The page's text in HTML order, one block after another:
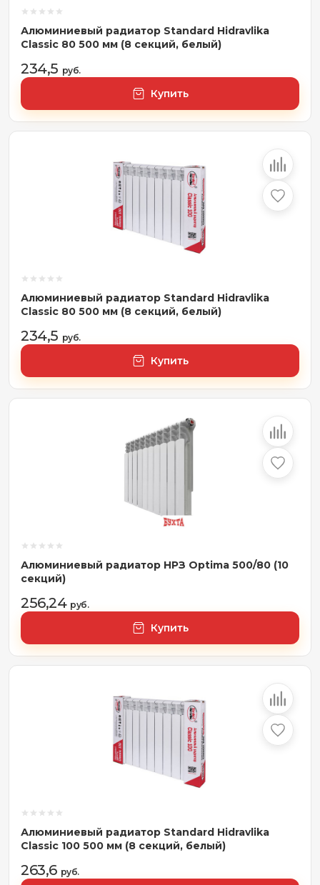
Алюминиевый радиатор Standard Hidravlika
Classic 80 500 мм (8 секций, белый)
234,5 руб.
Купить
Алюминиевый радиатор Standard Hidravlika
Classic 80 500 мм (8 секций, белый)
234,5 руб.
Купить
Алюминиевый радиатор НРЗ Optima 500/80 (10
секций)
256,24 руб.
Купить
Алюминиевый радиатор Standard Hidravlika
Classic 100 500 мм (8 секций, белый)
263,6 руб.